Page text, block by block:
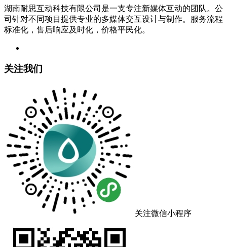
湖南耐思互动科技有限公司是一支专注新媒体互动的团队。公
司针对不同项目提供专业的多媒体交互设计与制作。服务流程
标准化，售后响应及时化，价格平民化。
关注我们
关注微信小程序